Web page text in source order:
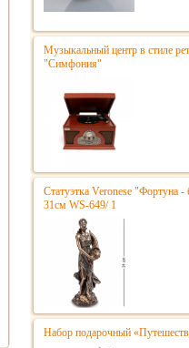
Музыкальный центр в стиле
"Симфония"
Статуэтка Veronese "Фортуна
31см WS-649/ 1
Набор подарочный